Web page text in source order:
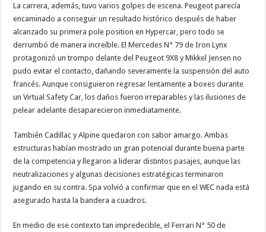
La carrera, además, tuvo varios golpes de escena. Peugeot parecía
encaminado a conseguir un resultado histórico después de haber
alcanzado su primera pole position en Hypercar, pero todo se
derrumbó de manera increíble. El Mercedes N° 79 de Iron Lynx
protagonizó un trompo delante del Peugeot 9X8 y Mikkel Jensen no
pudo evitar el contacto, dañando severamente la suspensión del auto
francés. Aunque consiguieron regresar lentamente a boxes durante
un Virtual Safety Car, los daños fueron irreparables y las ilusiones de
pelear adelante desaparecieron inmediatamente.
También Cadillac y Alpine quedaron con sabor amargo. Ambas
estructuras habían mostrado un gran potencial durante buena parte
de la competencia y llegaron a liderar distintos pasajes, aunque las
neutralizaciones y algunas decisiones estratégicas terminaron
jugando en su contra. Spa volvió a confirmar que en el WEC nada está
asegurado hasta la bandera a cuadros.
En medio de ese contexto tan impredecible, el Ferrari N° 50 de